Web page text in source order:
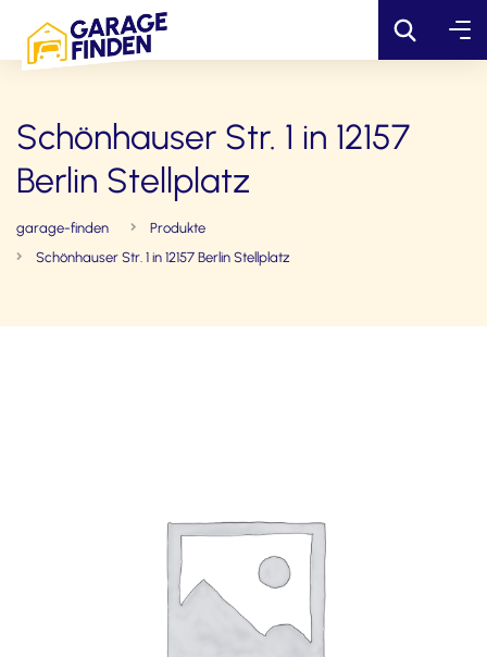
Schönhauser Str. 1 in 12157
Berlin Stellplatz
garage-finden
Produkte
Schönhauser Str. 1 in 12157 Berlin Stellplatz